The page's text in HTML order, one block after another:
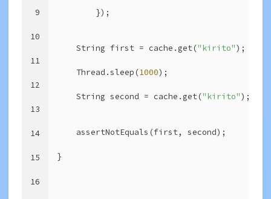
9
10
11
12
13
14
15
16
        });
    String first = cache.get(
"kirito");
    Thread.sleep(
1000);
    String second = cache.get(
"kirito");
    assertNotEquals(first, second);
}